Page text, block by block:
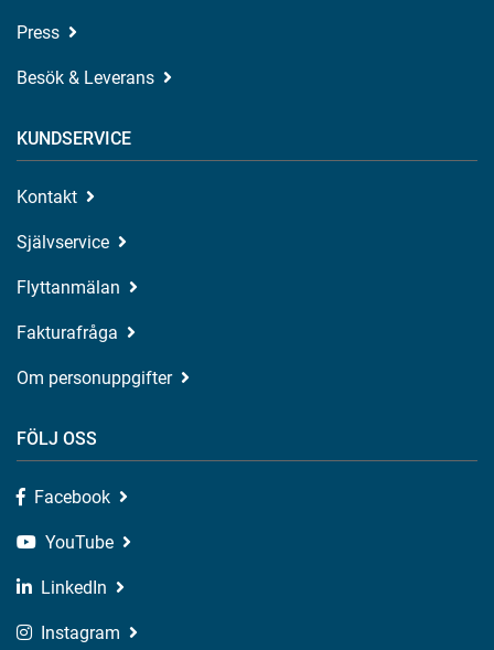
Press
Besök & Leverans
KUNDSERVICE
Kontakt
Självservice
Flyttanmälan
Fakturafråga
Om personuppgifter
FÖLJ OSS
Facebook
YouTube
LinkedIn
Instagram